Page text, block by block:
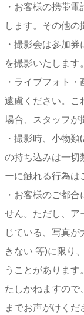
・お客様の携帯
します。その他の
・撮影会は参加
を撮影いたします。
・ライブフォト
遠慮ください。こ
場合、スタッフが
・撮影時、小物
の持ち込みは一切
ーに触れる行為は
・お客様のご都
せん。ただし、ア
じている、写真
きない 等)に限り
うことがありま
たしかねますので
までお声がけくだ